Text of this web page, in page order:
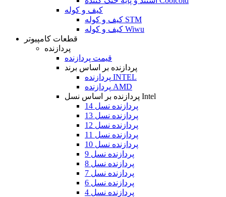
کیف و کوله
کیف و کوله STM
کیف و کوله Wiwu
قطعات کامپیوتر
پردازنده
قیمت پردازنده
پردازنده بر اساس برند
پردازنده INTEL
پردازنده AMD
پردازنده بر اساس نسل Intel
پردازنده نسل 14
پردازنده نسل 13
پردازنده نسل 12
پردازنده نسل 11
پردازنده نسل 10
پردازنده نسل 9
پردازنده نسل 8
پردازنده نسل 7
پردازنده نسل 6
پردازنده نسل 4